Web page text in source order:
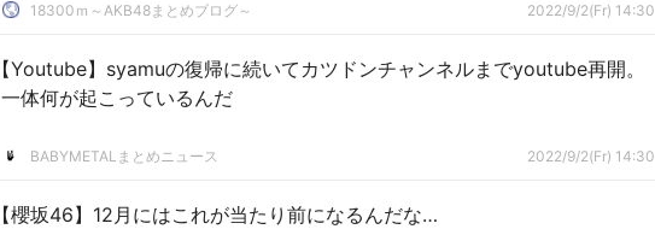
18300ｍ～AKB48まとめブログ～ 2022/9/2(Fr) 14:30
【Youtube】syamuの復帰に続いてカツドンチャンネルまでyoutube再開。
一体何が起こっているんだ
BABYMETALまとめニュース 2022/9/2(Fr) 14:30
【櫻坂46】12月にはこれが当たり前になるんだな…